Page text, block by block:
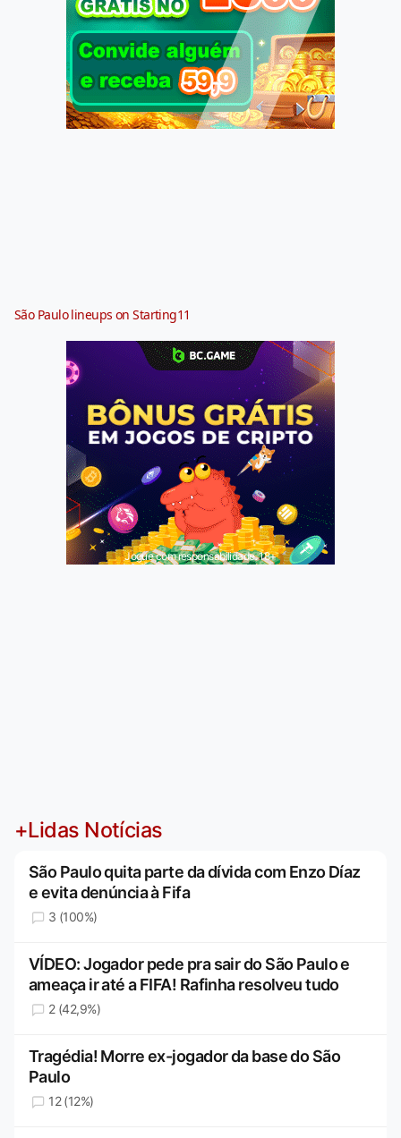
São Paulo lineups on Starting11
Jogue com responsabilidade. 18+
+Lidas Notícias
São Paulo quita parte da dívida com Enzo Díaz
e evita denúncia à Fifa
3 (100%)
VÍDEO: Jogador pede pra sair do São Paulo e
ameaça ir até a FIFA! Rafinha resolveu tudo
2 (42,9%)
Tragédia! Morre ex-jogador da base do São
Paulo
12 (12%)